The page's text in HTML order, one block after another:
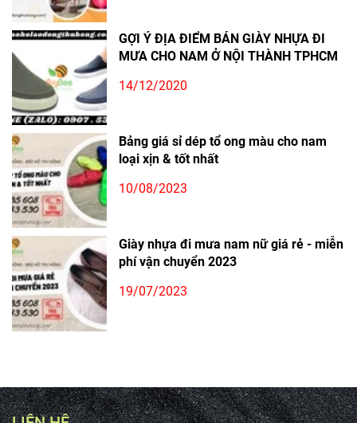
GỢI Ý ĐỊA ĐIỂM BÁN GIÀY NHỰA ĐI
MƯA CHO NAM Ở NỘI THÀNH TPHCM
14/12/2020
Bảng giá sỉ dép tổ ong màu cho nam
loại xịn & tốt nhất
10/08/2023
Giày nhựa đi mưa nam nữ giá rẻ - miễn
phí vận chuyển 2023
19/07/2023